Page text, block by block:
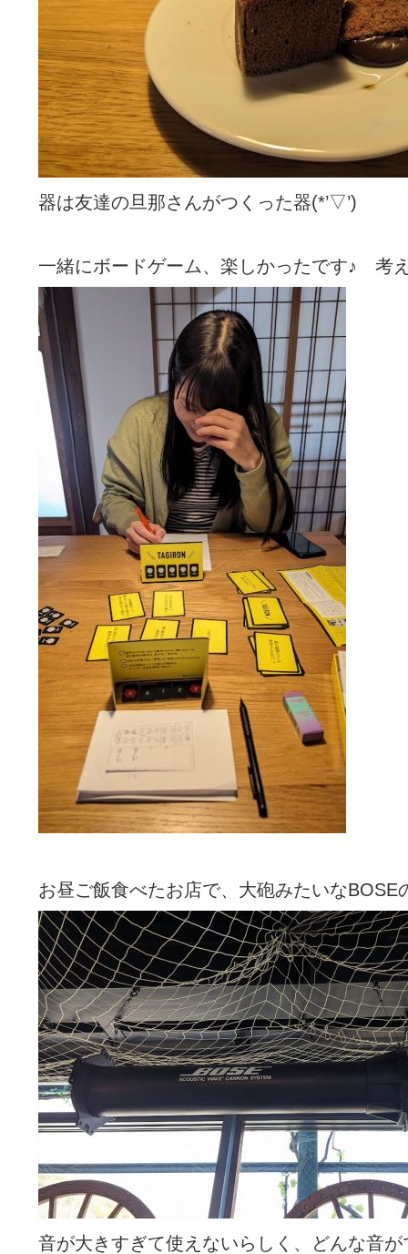
器は友達の旦那さんがつくった器(*’▽’)
一緒にボードゲーム、楽しかったです♪ 考
お昼ご飯食べたお店で、大砲みたいなBOSE
音が大きすぎて使えないらしく、どんな音